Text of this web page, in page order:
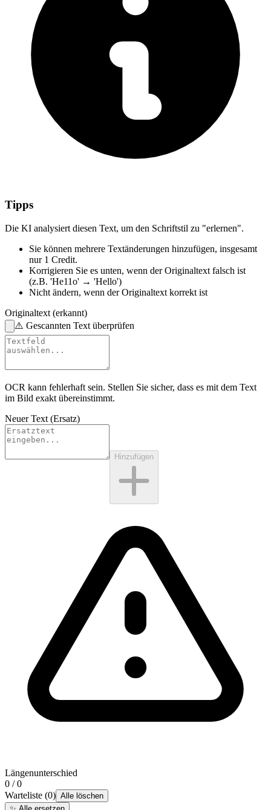
Tipps
Die KI analysiert diesen Text, um den Schriftstil zu "erlernen".
Sie können mehrere Textänderungen hinzufügen, insgesamt
nur 1 Credit.
Korrigieren Sie es unten, wenn der Originaltext falsch ist
(z.B. 'He11o' → 'Hello')
Nicht ändern, wenn der Originaltext korrekt ist
Originaltext (erkannt)
⚠️ Gescannten Text überprüfen
OCR kann fehlerhaft sein. Stellen Sie sicher, dass es mit dem Text
im Bild exakt übereinstimmt.
Neuer Text (Ersatz)
Hinzufügen
Längenunterschied
0 / 0
Warteliste (0) Alle löschen